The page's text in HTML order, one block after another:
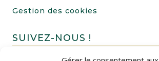
Gestion des cookies
SUIVEZ-NOUS !